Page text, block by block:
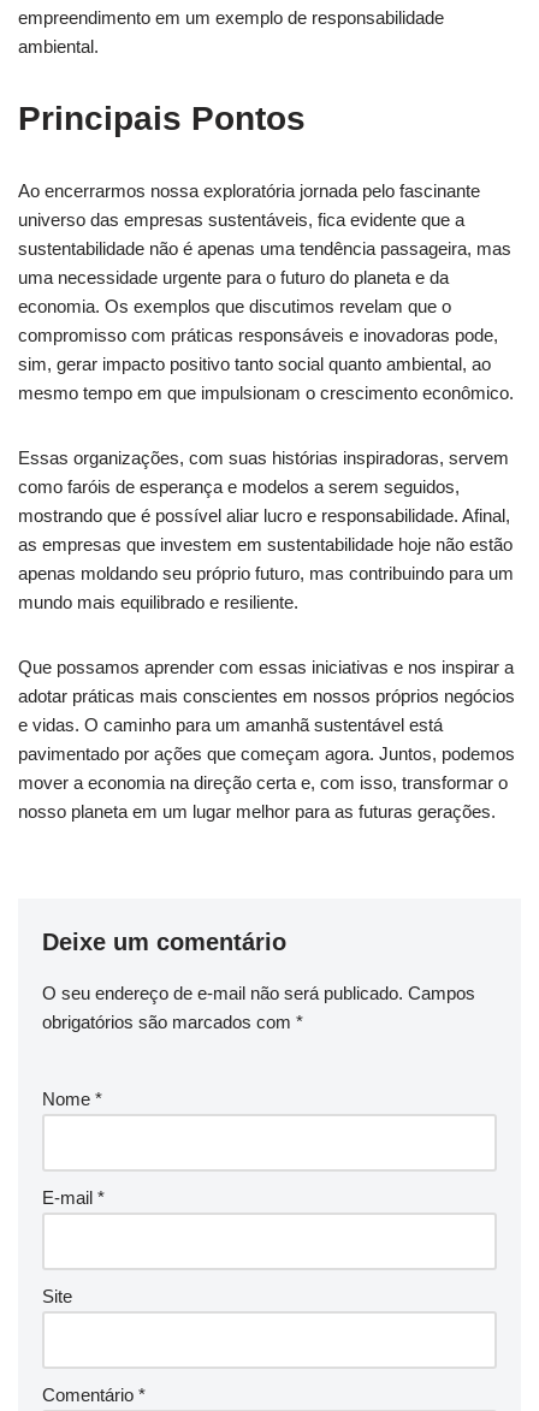
empreendimento em um​ exemplo de responsabilidade
ambiental.
Principais Pontos
Ao encerrarmos nossa exploratória jornada pelo fascinante
universo das empresas sustentáveis, fica ⁢evidente que a
sustentabilidade‍ não é apenas uma tendência passageira,⁤ mas
uma necessidade urgente‌ para ​o futuro do planeta e da
economia. Os exemplos que discutimos revelam que o
compromisso com práticas responsáveis e inovadoras pode,​
sim, gerar impacto positivo tanto social quanto ambiental, ao
‌mesmo ⁢tempo⁣ em ‍que impulsionam o crescimento econômico.
Essas organizações,⁤ com suas histórias inspiradoras, servem
como faróis de esperança e​ modelos a serem seguidos,
mostrando que é possível aliar lucro e responsabilidade.⁤ Afinal,
as empresas que investem ‌em sustentabilidade⁣ hoje não estão
apenas moldando seu ‌próprio futuro, mas contribuindo​ para um
mundo ‍mais equilibrado e⁤ resiliente.
Que possamos aprender com essas iniciativas⁣ e nos inspirar a
adotar práticas mais conscientes em nossos próprios negócios
e vidas. O caminho para⁤ um‍ amanhã ⁢sustentável está
pavimentado ⁤por ações que começam agora. Juntos,​ podemos
⁢mover a ​economia na direção certa ​e, com isso,‍ transformar ⁢o ​
nosso planeta em um lugar melhor para ‌as futuras gerações.
Deixe um comentário
O seu endereço de e-mail não será publicado. Campos
obrigatórios são marcados com *
Nome *
E-mail *
Site
Comentário *